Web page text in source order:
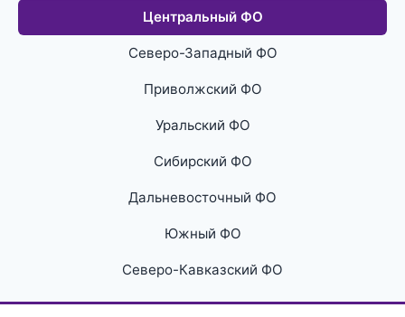
Центральный ФО
Северо-Западный ФО
Приволжский ФО
Уральский ФО
Сибирский ФО
Дальневосточный ФО
Южный ФО
Северо-Кавказский ФО